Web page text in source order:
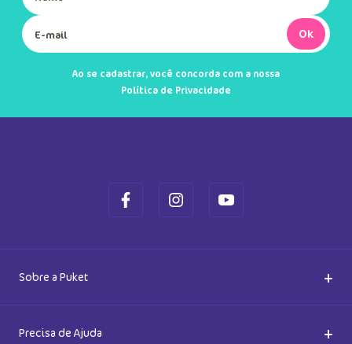
Ok
Ao se cadastrar, você concorda com a nossa
Política de Privacidade
Sobre a Puket +
Quem somos
Precisa de Ajuda +